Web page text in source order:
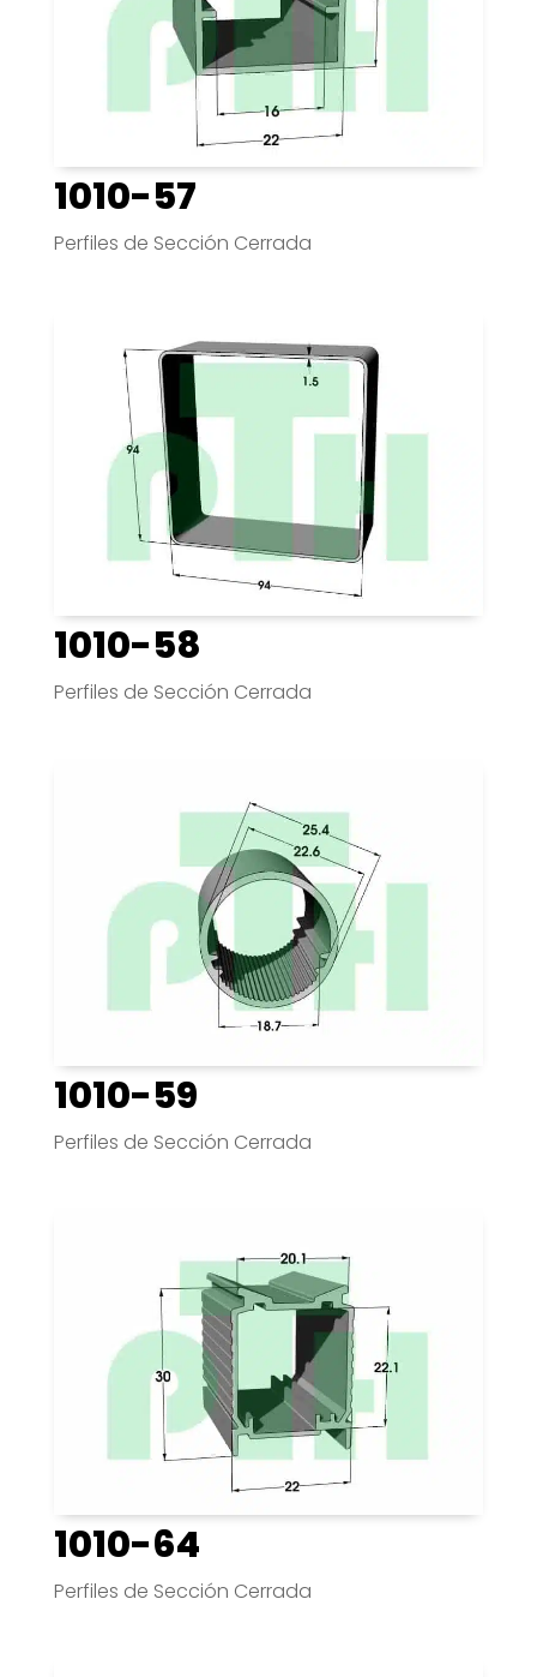
1010-57
Perfiles de Sección Cerrada
1010-58
Perfiles de Sección Cerrada
1010-59
Perfiles de Sección Cerrada
1010-64
Perfiles de Sección Cerrada